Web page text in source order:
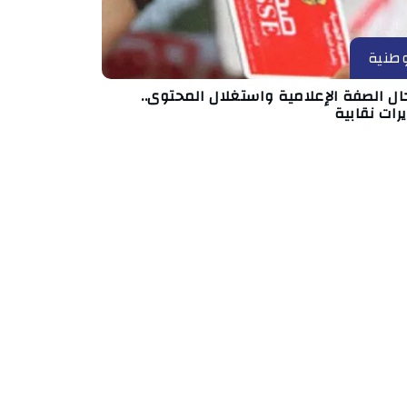
الصفة الإعلامية واستغلال المحتوى..
نقابية